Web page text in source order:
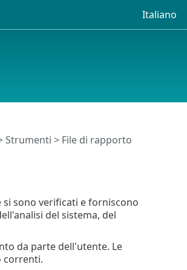
Italiano
Strumenti > File di rapporto
sono verificati e forniscono
del sistema, del
da parte dell'utente. Le
correnti.